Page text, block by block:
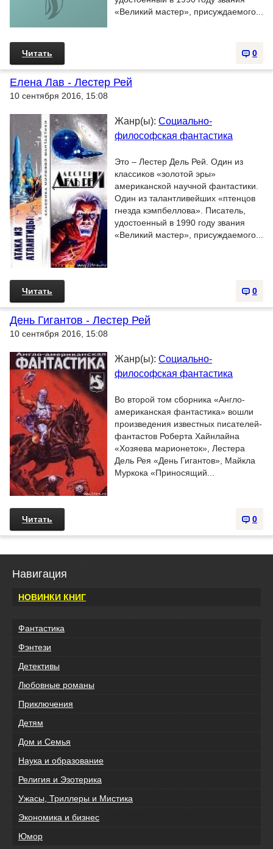
«Великий мастер», присуждаемого...
0
Читать
Елена Лав - Лестер Рей
10 сентября 2016, 15:08
Жанр(ы): Социально-
философская фантастика
Это – Лестер Дель Рей. Один из
классиков «золотой эры»
американской научной фантастики.
Один из талантливейших «птенцов
гнезда кэмпбеллова». Писатель,
удостоенный в 1990 году звания
«Великий мастер», присуждаемого...
0
Читать
День Гигантов - Лестер Рей
10 сентября 2016, 15:08
Жанр(ы): Социально-
философская фантастика
Во второй том сборника «Англо-
американская фантастика» вошли
произведения известных писателей-
фантастов Роберта Хайнлайна
«Хозяева марионеток», Лестера
Дель Рея «День Гигантов», Майкла
Муркока «Приносящий...
0
Читать
Навигация
НОВИНКИ КНИГ
Фантастика
Фэнтези
Детективы
Любовные романы
Приключения
Детям
Дом и Семья
Наука и образование
Религия и Эзотерика
Ужасы, Триллеры и Мистика
Экономика и бизнес
Юмор